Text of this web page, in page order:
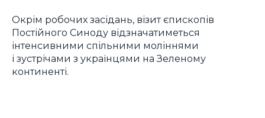
Окрім робочих засідань, візит єпископів
Постійного Синоду відзначатиметься
інтенсивними спільними моліннями
і зустрічами з українцями на Зеленому
континенті.